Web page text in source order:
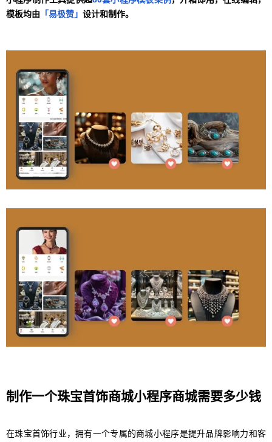
模板均由 「易极赞」 设计和制作。
制作一个珠宝首饰商城小程序商城需要多少钱
在珠宝首饰行业，拥有一个专属的商城小程序是提升品牌影响力和客